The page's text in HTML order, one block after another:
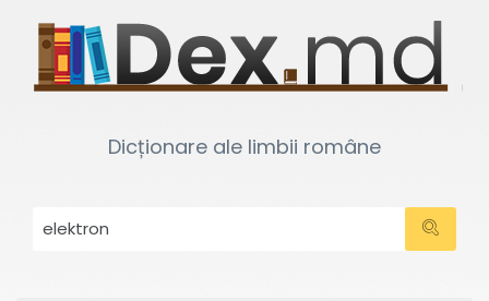
Dicționare ale limbii române